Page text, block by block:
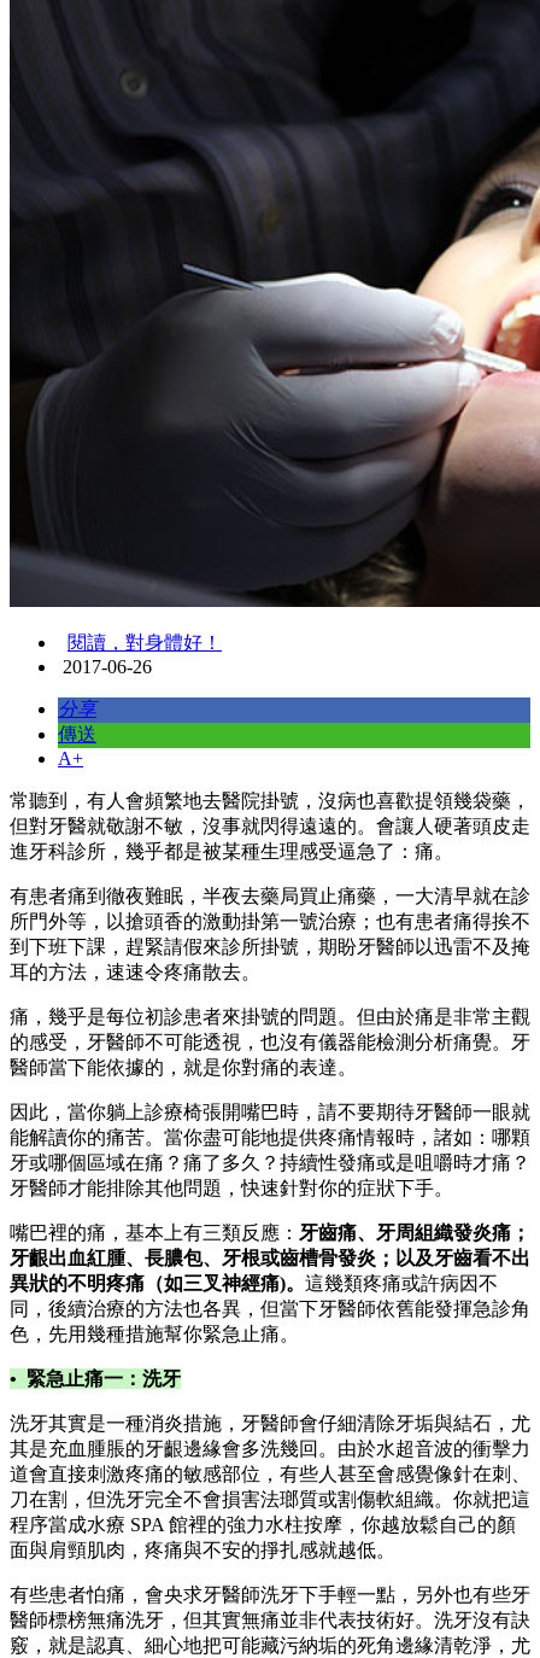
閱讀，對身體好！
2017-06-26
分享
傳送
A+
常聽到，有人會頻繁地去醫院掛號，沒病也喜歡提領幾袋藥，
但對牙醫就敬謝不敏，沒事就閃得遠遠的。會讓人硬著頭皮走
進牙科診所，幾乎都是被某種生理感受逼急了：痛。
有患者痛到徹夜難眠，半夜去藥局買止痛藥，一大清早就在診
所門外等，以搶頭香的激動掛第一號治療；也有患者痛得挨不
到下班下課，趕緊請假來診所掛號，期盼牙醫師以迅雷不及掩
耳的方法，速速令疼痛散去。
痛，幾乎是每位初診患者來掛號的問題。但由於痛是非常主觀
的感受，牙醫師不可能透視，也沒有儀器能檢測分析痛覺。牙
醫師當下能依據的，就是你對痛的表達。
因此，當你躺上診療椅張開嘴巴時，請不要期待牙醫師一眼就
能解讀你的痛苦。當你盡可能地提供疼痛情報時，諸如：哪顆
牙或哪個區域在痛？痛了多久？持續性發痛或是咀嚼時才痛？
牙醫師才能排除其他問題，快速針對你的症狀下手。
嘴巴裡的痛，基本上有三類反應： 牙齒痛、牙周組織發炎痛；
牙齦出血紅腫、長膿包、牙根或齒槽骨發炎；以及牙齒看不出
異狀的不明疼痛（如三叉神經痛)。 這幾類疼痛或許病因不
同，後續治療的方法也各異，但當下牙醫師依舊能發揮急診角
色，先用幾種措施幫你緊急止痛。
• 緊急止痛一：洗牙
洗牙其實是一種消炎措施，牙醫師會仔細清除牙垢與結石，尤
其是充血腫脹的牙齦邊緣會多洗幾回。由於水超音波的衝擊力
道會直接刺激疼痛的敏感部位，有些人甚至會感覺像針在刺、
刀在割，但洗牙完全不會損害法瑯質或割傷軟組織。你就把這
程序當成水療 SPA 館裡的強力水柱按摩，你越放鬆自己的顏
面與肩頸肌肉，疼痛與不安的掙扎感就越低。
有些患者怕痛，會央求牙醫師洗牙下手輕一點，另外也有些牙
醫師標榜無痛洗牙，但其實無痛並非代表技術好。洗牙沒有訣
竅，就是認真、細心地把可能藏污納垢的死角邊緣清乾淨，尤